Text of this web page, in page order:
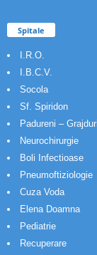
Spitale
I.R.O.
I.B.C.V.
Socola
Sf. Spiridon
Padureni – Grajduri
Neurochirurgie
Boli Infectioase
Pneumoftiziologie
Cuza Voda
Elena Doamna
Pediatrie
Recuperare